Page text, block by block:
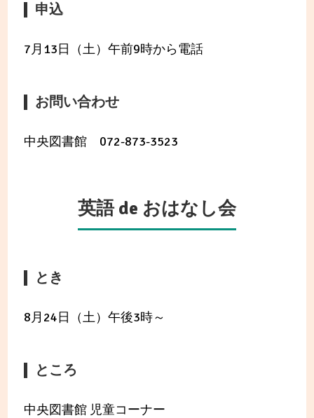
申込
7月13日（土）午前9時から電話
お問い合わせ
中央図書館 072-873-3523
英語 de おはなし会
とき
8月24日（土）午後3時～
ところ
中央図書館 児童コーナー